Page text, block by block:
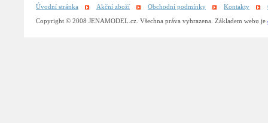
Úvodní stránka Akční zboží Obchodní podmínky Kontakty
Copyright © 2008 JENAMODEL.cz. Všechna práva vyhrazena. Základem webu je